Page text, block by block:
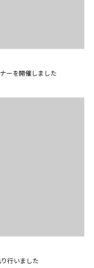
ーを開催しました
行いました